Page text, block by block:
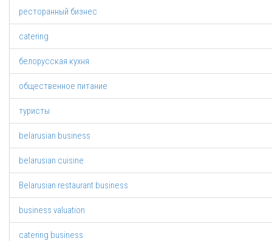
ресторанный бизнес
catering
белорусская кухня
общественное питание
туристы
belarusian business
belarusian cuisine
Belarusian restaurant business
business valuation
catering business